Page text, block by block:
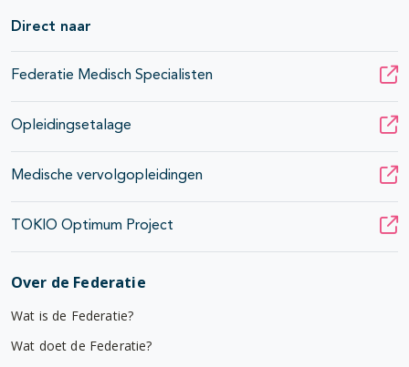
Direct naar
Federatie Medisch Specialisten
Opleidingsetalage
Medische vervolgopleidingen
TOKIO Optimum Project
Over de Federatie
Wat is de Federatie?
Wat doet de Federatie?